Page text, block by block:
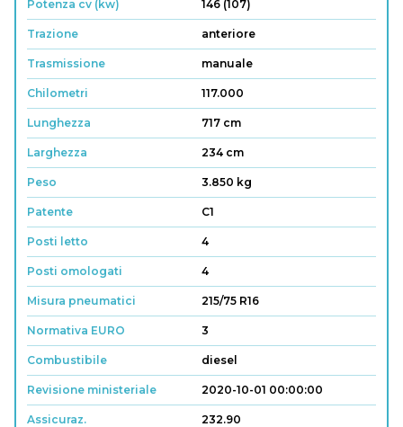
Potenza cv (kw) 146 (107)
Trazione anteriore
Trasmissione manuale
Chilometri 117.000
Lunghezza 717 cm
Larghezza 234 cm
Peso 3.850 kg
Patente C1
Posti letto 4
Posti omologati 4
Misura pneumatici 215/75 R16
Normativa EURO 3
Combustibile diesel
Revisione ministeriale 2020-10-01 00:00:00
Assicuraz. 232.90